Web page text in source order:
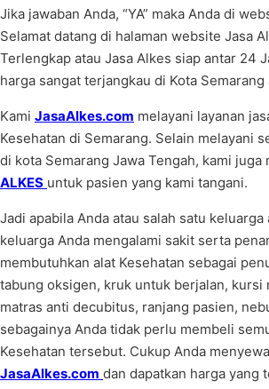
Jika jawaban Anda, “YA” maka Anda di
Selamat datang di halaman website Jasa
Terlengkap atau Jasa Alkes siap antar 24
harga sangat terjangkau di Kota Semarang
Kami JasaAlkes.com melayani layanan
Kesehatan di Semarang. Selain melayani
di kota Semarang Jawa Tengah, kami juga
ALKES untuk pasien yang kami tangani.
Jadi apabila Anda atau salah satu keluarga
keluarga Anda mengalami sakit serta
membutuhkan alat Kesehatan sebagai
tabung oksigen, kruk untuk berjalan, kursi
matras anti decubitus, ranjang pasien,
sebagainya Anda tidak perlu membeli
Kesehatan tersebut. Cukup Anda
JasaAlkes.com dan dapatkan harga yang